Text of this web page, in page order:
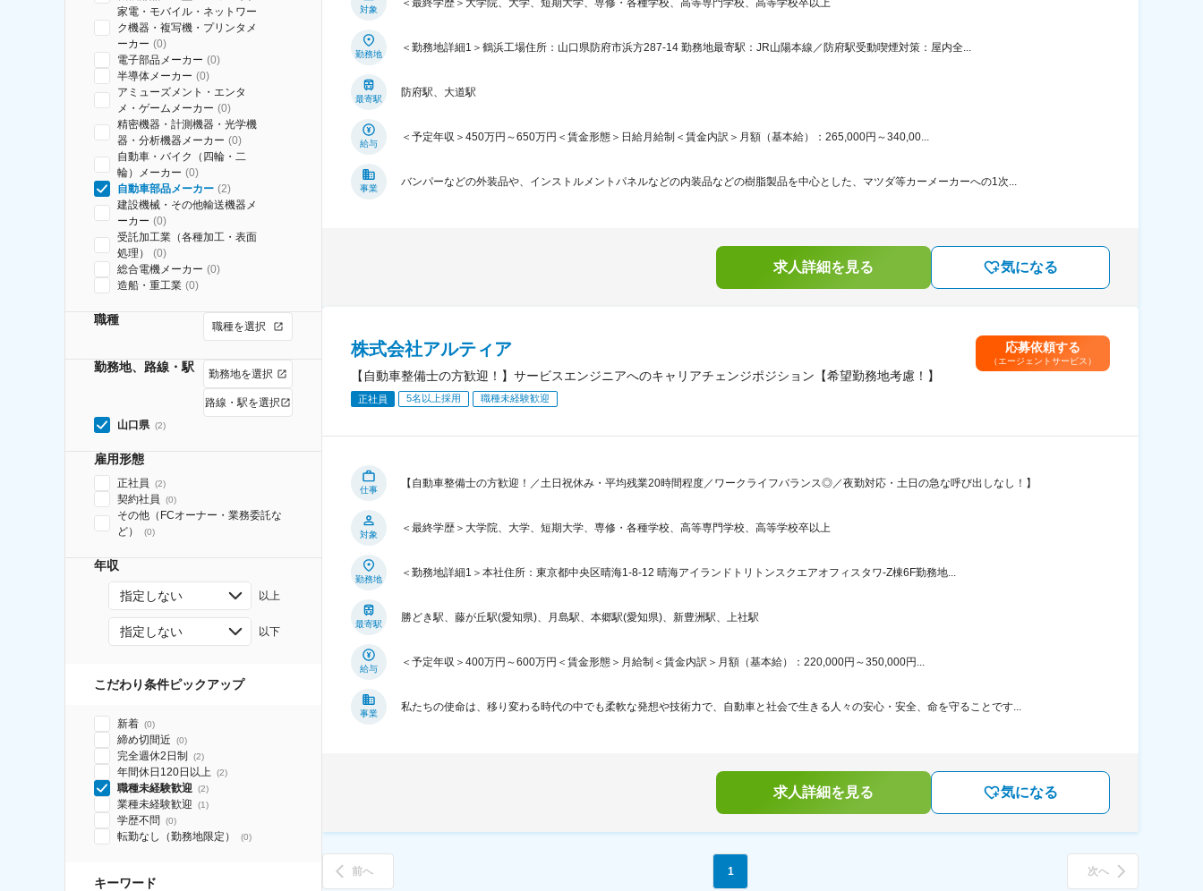
家電・モバイル・ネットワー
ク機器・複写機・プリンタメ
ーカー (0)
電子部品メーカー (0)
半導体メーカー (0)
アミューズメント・エンタ
メ・ゲームメーカー (0)
精密機器・計測機器・光学機
器・分析機器メーカー (0)
自動車・バイク（四輪・二
輪）メーカー (0)
自動車部品メーカー (2)
建設機械・その他輸送機器メ
ーカー (0)
受託加工業（各種加工・表面
処理）
(0)
総合電機メーカー (0)
造船・重工業 (0)
職種 職種を選択
勤務地、路線・駅 勤務地を選択
路線・駅を選択
山口県 (2)
雇用形態
正社員 (2)
契約社員 (0)
その他（FCオーナー・業務委託な
ど）
(0)
年収
指定しない 以上
指定しない 以下
こだわり条件ピックアップ
新着 (0)
締め切間近 (0)
完全週休2日制 (2)
年間休日120日以上 (2)
職種未経験歓迎 (2)
業種未経験歓迎 (1)
学歴不問 (0)
転勤なし（勤務地限定） (0)
キーワード
対象
勤務地
＜勤務地詳細1＞鶴浜工場住所：山口県防府市浜方287-14 勤務地最寄駅：JR山陽本線／防府駅受動喫煙対策：屋内全...
最寄駅
防府駅、大道駅
給与
＜予定年収＞450万円～650万円＜賃金形態＞日給月給制＜賃金内訳＞月額（基本給）：265,000円～340,00...
事業
バンパーなどの外装品や、インストルメントパネルなどの内装品などの樹脂製品を中心とした、マツダ等カーメーカーへの1次...
求人詳細を見る 気になる
株式会社アルティア
【自動車整備士の方歓迎！】サービスエンジニアへのキャリアチェンジポジション【希望勤務地考慮！】
正社員 5名以上採用 職種未経験歓迎
応募依頼する
（エージェントサービス）
仕事
【自動車整備士の方歓迎！／土日祝休み・平均残業20時間程度／ワークライフバランス◎／夜勤対応・土日の急な呼び出しなし！】
対象
＜最終学歴＞大学院、大学、短期大学、専修・各種学校、高等専門学校、高等学校卒以上
勤務地
＜勤務地詳細1＞本社住所：東京都中央区晴海1-8-12 晴海アイランドトリトンスクエアオフィスタワ-Z棟6F勤務地...
最寄駅
勝どき駅、藤が丘駅(愛知県)、月島駅、本郷駅(愛知県)、新豊洲駅、上社駅
給与
＜予定年収＞400万円～600万円＜賃金形態＞月給制＜賃金内訳＞月額（基本給）：220,000円～350,000円...
事業
私たちの使命は、移り変わる時代の中でも柔軟な発想や技術力で、自動車と社会で生きる人々の安心・安全、命を守ることです...
求人詳細を見る 気になる
前へ 1 次へ